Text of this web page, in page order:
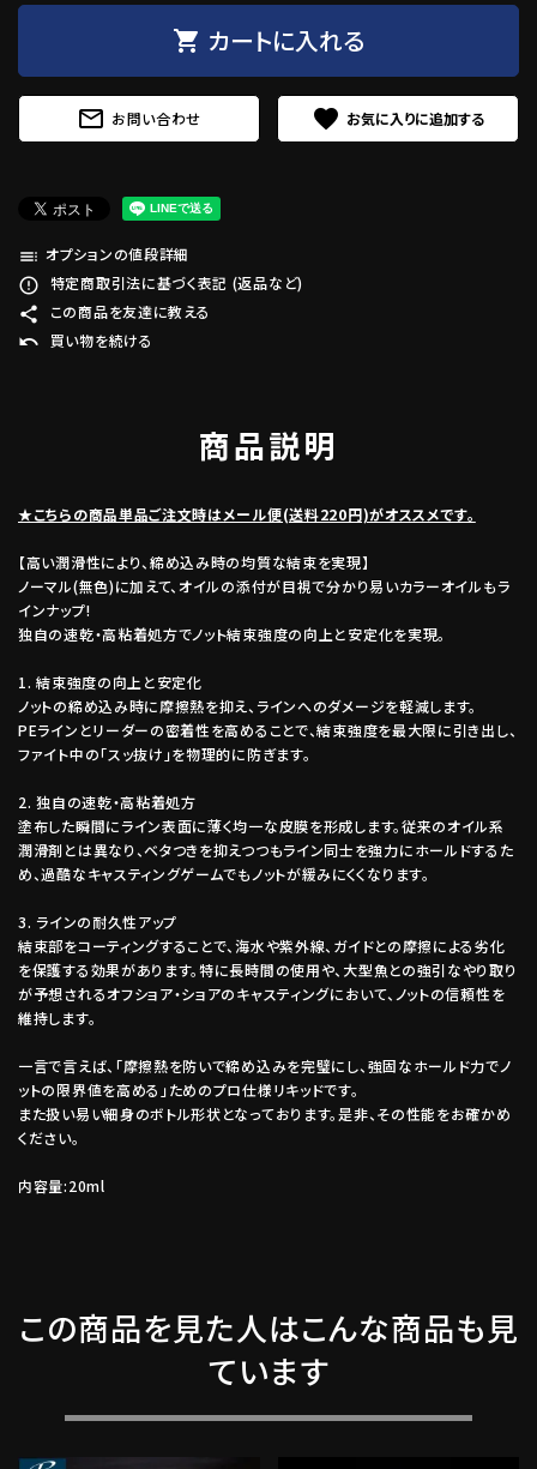
shopping_cart カートに入れる
mail_outline お問い合わせ favorite
toc オプションの値段詳細
error_outline 特定商取引法に基づく表記 (返品など)
share この商品を友達に教える
undo 買い物を続ける
商品説明
★こちらの商品単品ご注文時はメール便(送料220円)がオススメです。
【高い潤滑性により、締め込み時の均質な結束を実現】
ノーマル(無色)に加えて、オイルの添付が目視で分かり易いカラーオイルもラ
インナップ!
独自の速乾・高粘着処方でノット結束強度の向上と安定化を実現。
1. 結束強度の向上と安定化
ノットの締め込み時に摩擦熱を抑え、ラインへのダメージを軽減します。
PEラインとリーダーの密着性を高めることで、結束強度を最大限に引き出し、
ファイト中の「スッ抜け」を物理的に防ぎます。
2. 独自の速乾・高粘着処方
塗布した瞬間にライン表面に薄く均一な皮膜を形成します。従来のオイル系
潤滑剤とは異なり、ベタつきを抑えつつもライン同士を強力にホールドするた
め、過酷なキャスティングゲームでもノットが緩みにくくなります。
3. ラインの耐久性アップ
結束部をコーティングすることで、海水や紫外線、ガイドとの摩擦による劣化
を保護する効果があります。特に長時間の使用や、大型魚との強引なやり取り
が予想されるオフショア・ショアのキャスティングにおいて、ノットの信頼性を
維持します。
一言で言えば、「摩擦熱を防いで締め込みを完璧にし、強固なホールド力でノ
ットの限界値を高める」ためのプロ仕様リキッドです。
また扱い易い細身のボトル形状となっております。是非、その性能をお確かめ
ください。
内容量:20ml
この商品を見た人はこんな商品も見
ています